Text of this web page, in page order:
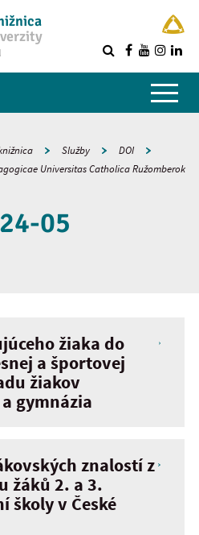
Služby
DOI
Universitas Catholica Ružomberok
05
žiaka do
a športovej
žiakov
gymnázia
znalostí z
žáků 2. a 3.
školy v České